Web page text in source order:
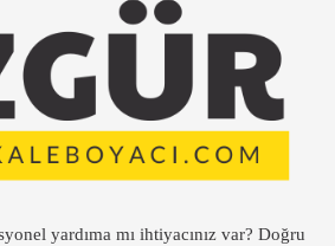
yardıma mı ihtiyacınız var? Doğru